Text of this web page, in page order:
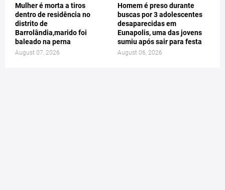
Mulher é morta a tiros
dentro de residência no
distrito de
Barrolândia,marido foi
baleado na perna
August 07, 2026
Homem é preso durante
buscas por 3 adolescentes
desaparecidas em
Eunapolis, uma das jovens
sumiu após sair para festa
August 06, 2026